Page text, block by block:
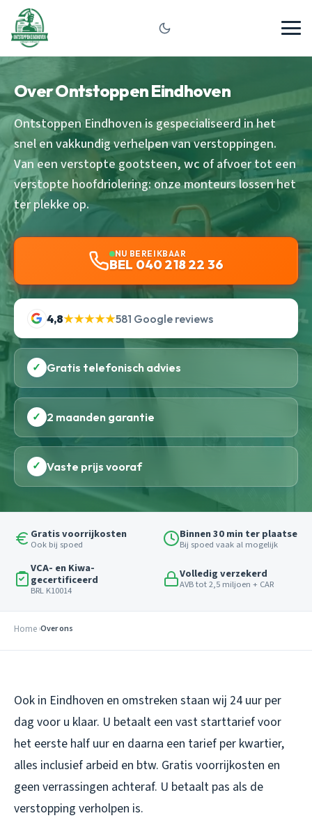
Over Ontstoppen Eindhoven
Ontstoppen Eindhoven is gespecialiseerd in het
snel en vakkundig verhelpen van verstoppingen.
Van een verstopte gootsteen, wc of afvoer tot een
verstopte hoofdriolering: onze monteurs lossen het
ter plekke op.
NU BEREIKBAAR
BEL 040 218 22 36
4,8★★★★★581 Google reviews
✓ Gratis telefonisch advies
✓ 2 maanden garantie
✓ Vaste prijs vooraf
Gratis voorrijkosten
Ook bij spoed
Binnen 30 min ter plaatse
Bij spoed vaak al mogelijk
VCA- en Kiwa-
gecertificeerd
BRL K10014
Volledig verzekerd
AVB tot 2,5 miljoen + CAR
Home Over ons
Ook in Eindhoven en omstreken staan wij 24 uur per
dag voor u klaar. U betaalt een vast starttarief voor
het eerste half uur en daarna een tarief per kwartier,
alles inclusief arbeid en btw. Gratis voorrijkosten en
geen verrassingen achteraf. U betaalt pas als de
verstopping verholpen is.